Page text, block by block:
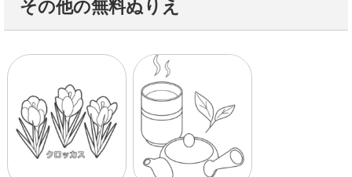
その他の無料ぬりえ